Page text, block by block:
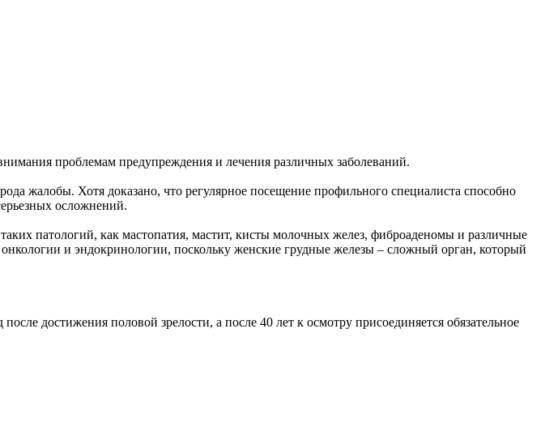
проблемам предупреждения и лечения различных заболеваний.
жалобы. Хотя доказано, что регулярное посещение профильного специалиста способно
осложнений.
патологий, как мастопатия, мастит, кисты молочных желез, фиброаденомы и различные
и эндокринологии, поскольку женские грудные железы – сложный орган, который
достижения половой зрелости, а после 40 лет к осмотру присоединяется обязательное